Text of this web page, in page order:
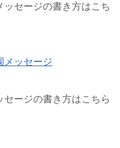
セージの書き方はこち
メッセージ
ージの書き方はこちら